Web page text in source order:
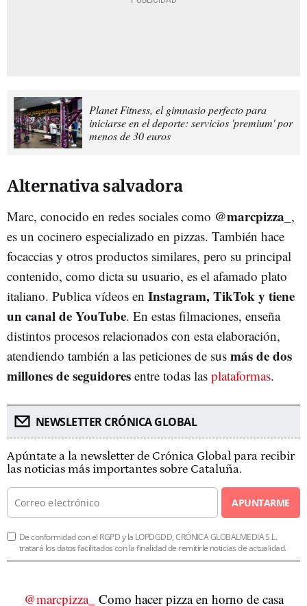
Planet Fitness, el gimnasio perfecto para
iniciarse en el deporte: servicios 'premium' por
menos de 30 euros
Alternativa salvadora
Marc, conocido en redes sociales como @marcpizza_ ,
es un cocinero especializado en pizzas. También hace
focaccias y otros productos similares, pero su principal
contenido, como dicta su usuario, es el afamado plato
italiano. Publica vídeos en Instagram, TikTok y tiene
un canal de YouTube. En estas filmaciones, enseña
distintos procesos relacionados con esta elaboración,
atendiendo también a las peticiones de sus más de dos
millones de seguidores entre todas las plataformas.
NEWSLETTER CRÓNICA GLOBAL
Apúntate a la newsletter de Crónica Global para recibir
las noticias más importantes sobre Cataluña.
APUNTARME
De conformidad con el RGPD y la LOPDGDD, CRÓNICA GLOBALMEDIA S.L.
tratará los datos facilitados con la finalidad de remitirle noticias de actualidad.
@marcpizza_ Como hacer pizza en horno de casa